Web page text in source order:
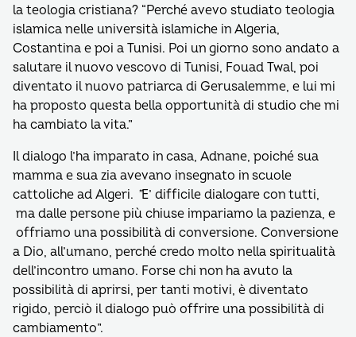
la teologia cristiana? “Perché avevo studiato teologia
islamica nelle università islamiche in Algeria,
Costantina e poi a Tunisi. Poi un giorno sono andato a
salutare il nuovo vescovo di Tunisi, Fouad Twal, poi
diventato il nuovo patriarca di Gerusalemme, e lui mi
ha proposto questa bella opportunità di studio che mi
ha cambiato la vita.”
Il dialogo l’ha imparato in casa, Adnane, poiché sua
mamma e sua zia avevano insegnato in scuole
cattoliche ad Algeri. ”E’ difficile dialogare con tutti,
ma dalle persone più chiuse impariamo la pazienza, e
offriamo una possibilità di conversione. Conversione
a Dio, all’umano, perché credo molto nella spiritualità
dell’incontro umano. Forse chi non ha avuto la
possibilità di aprirsi, per tanti motivi, è diventato
rigido, perciò il dialogo può offrire una possibilità di
cambiamento”.